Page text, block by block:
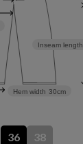
Inseam length
Hem width 30cm
36 38